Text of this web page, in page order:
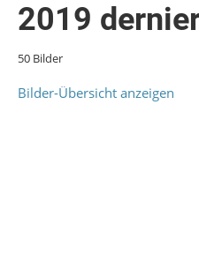
2019
50 Bilder
Bilder-Übersicht anzeigen